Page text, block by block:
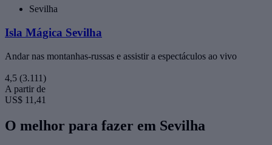
Sevilha
Isla Mágica Sevilha
Andar nas montanhas-russas e assistir a espectáculos ao vivo
4,5 (3.111)
A partir de
US$ 11,41
O melhor para fazer em Sevilha